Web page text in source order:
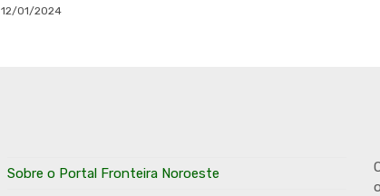
12/01/2024
Sobre o Portal Fronteira Noroeste